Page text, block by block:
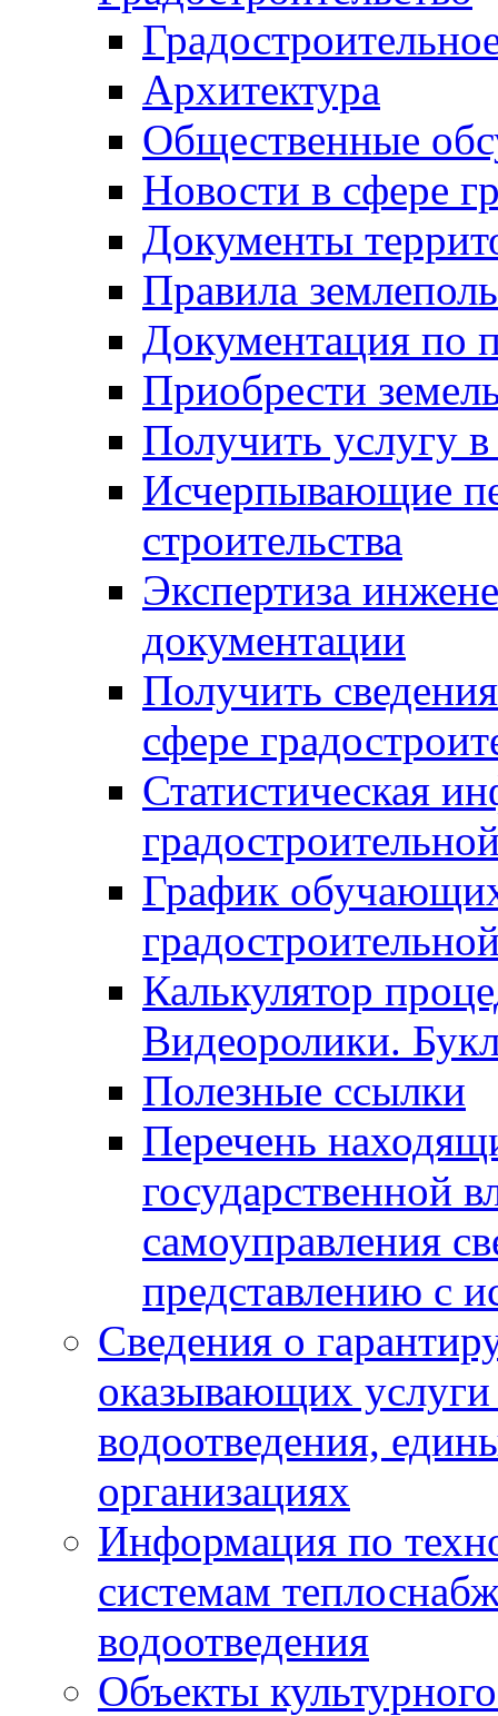
Архитектура
Общественные
Новости в сфере
Документы
Правила
Документация по
Приобрести
Получить услугу в
Исчерпывающие
строительства
Экспертиза
документации
Получить
сфере
Статистическая
График
Калькулятор
Видеоролики.
Полезные ссылки
Перечень
государственной
самоуправления
представлению с
Сведения о
оказывающих
водоотведения,
организациях
Информация по
системам
водоотведения
Объекты